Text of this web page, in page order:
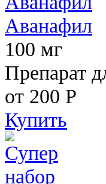
Аванафил
100 мг
Препарат
от 200 Р
Купить